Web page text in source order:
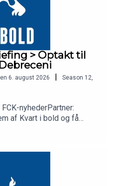
> Optakt til
6. august 2026 | Season 12
nyhederPartner:
af Kvart i bold og få
med eksklusive
@KvartiBold🎙️ Lyt til